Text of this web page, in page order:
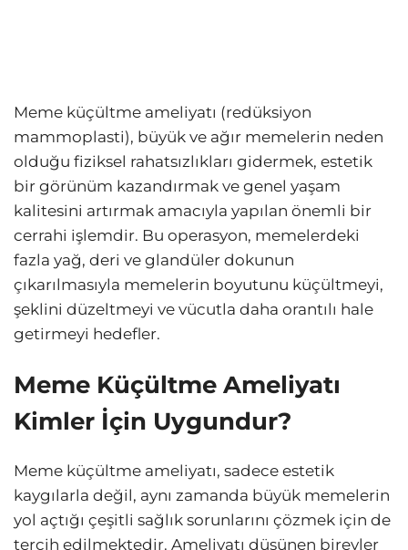
Meme küçültme ameliyatı (redüksiyon
mammoplasti), büyük ve ağır memelerin neden
olduğu fiziksel rahatsızlıkları gidermek, estetik
bir görünüm kazandırmak ve genel yaşam
kalitesini artırmak amacıyla yapılan önemli bir
cerrahi işlemdir. Bu operasyon, memelerdeki
fazla yağ, deri ve glandüler dokunun
çıkarılmasıyla memelerin boyutunu küçültmeyi,
şeklini düzeltmeyi ve vücutla daha orantılı hale
getirmeyi hedefler.
Meme Küçültme Ameliyatı
Kimler İçin Uygundur?
Meme küçültme ameliyatı, sadece estetik
kaygılarla değil, aynı zamanda büyük memelerin
yol açtığı çeşitli sağlık sorunlarını çözmek için de
tercih edilmektedir. Ameliyatı düşünen bireyler